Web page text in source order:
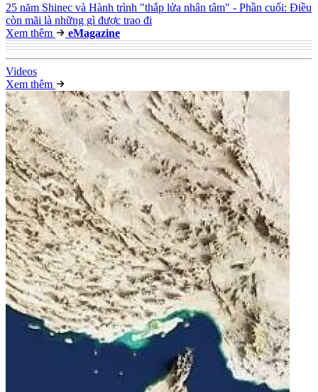
25 năm Shinec và Hành trình "thắp lửa nhân tâm" - Phần cuối: Điều
còn mãi là những gì được trao đi
Xem thêm
eMagazine
Videos
Xem thêm